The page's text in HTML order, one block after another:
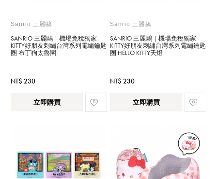
Sanrio 三麗鷗
SANRIO 三麗鷗｜機場免稅獨家
KITTY好朋友刺繡台灣系列電繡鑰匙
圈 布丁狗太魯閣
NT$ 230
立即購買
Sanrio 三麗鷗
SANRIO 三麗鷗｜機場免稅獨家
KITTY好朋友刺繡台灣系列電繡鑰匙
圈 HELLO KITTY天燈
NT$ 230
立即購買